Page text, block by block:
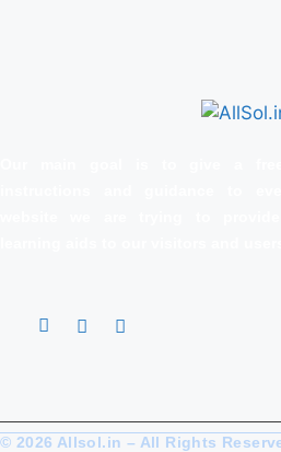
© 2026 Allsol.in – All Rights